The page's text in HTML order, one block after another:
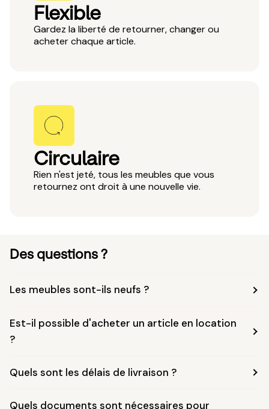
Flexible
Gardez la liberté de retourner, changer ou
acheter chaque article.
Circulaire
Rien n'est jeté, tous les meubles que vous
retournez ont droit à une nouvelle vie.
Des questions ?
Les meubles sont-ils neufs ?
Est-il possible d'acheter un article en location
?
Quels sont les délais de livraison ?
Quels documents sont nécessaires pour